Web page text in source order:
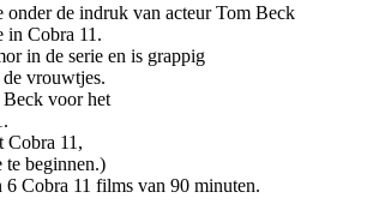
onder de indruk van acteur Tom Beck
in Cobra 11.
in de serie en is grappig
vrouwtjes.
voor het
Cobra 11,
te beginnen.)
6 Cobra 11 films van 90 minuten.